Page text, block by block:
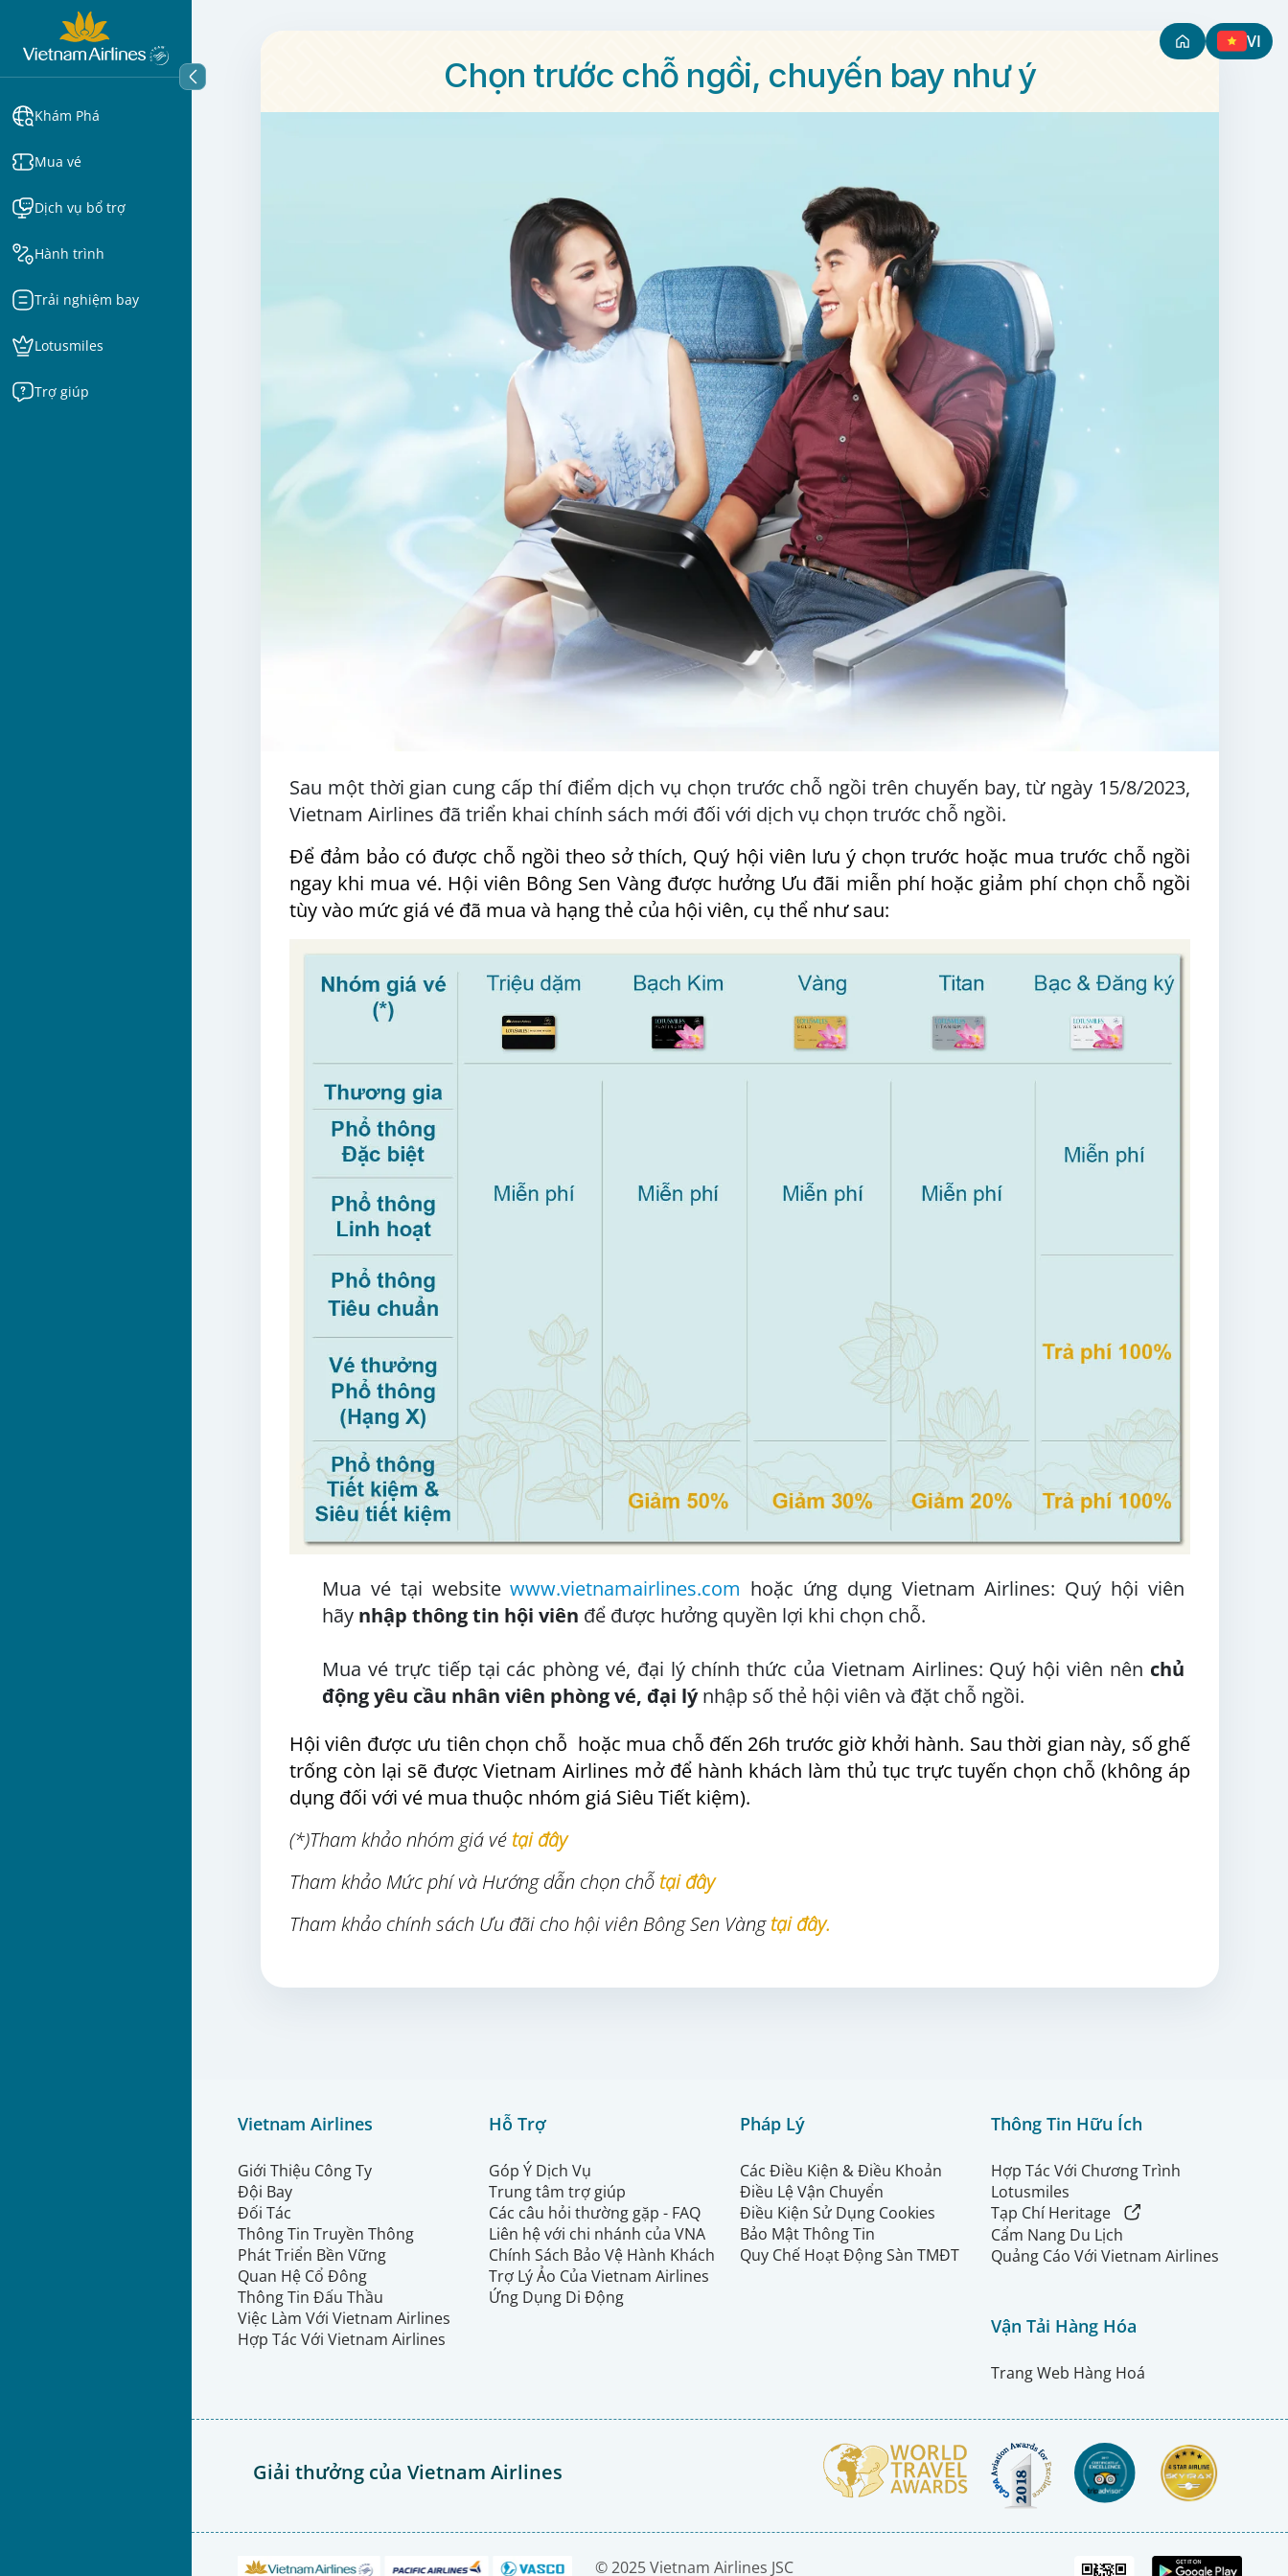
Khám Phá
Mua vé
Dịch vụ bổ trợ
Hành trình
Trải nghiệm bay
Lotusmiles
Trợ giúp
VI
Chọn trước chỗ ngồi, chuyến bay như ý
Sau một thời gian cung cấp thí điểm dịch vụ chọn trước chỗ ngồi trên chuyến bay, từ ngày 15/8/2023,
Vietnam Airlines đã triển khai chính sách mới đối với dịch vụ chọn trước chỗ ngồi.
Để đảm bảo có được chỗ ngồi theo sở thích, Quý hội viên lưu ý chọn trước hoặc mua trước chỗ ngồi
ngay khi mua vé. Hội viên Bông Sen Vàng được hưởng Ưu đãi miễn phí hoặc giảm phí chọn chỗ ngồi
tùy vào mức giá vé đã mua và hạng thẻ của hội viên, cụ thể như sau:
Mua vé tại websitewww.vietnamairlines.com hoặc ứng dụng Vietnam Airlines: Quý hội viên
hãy nhập thông tin hội viên để được hưởng quyền lợi khi chọn chỗ.
Mua vé trực tiếp tại các phòng vé, đại lý chính thức của Vietnam Airlines: Quý hội viên nên chủ
động yêu cầu nhân viên phòng vé, đại lýnhập số thẻ hội viên và đặt chỗ ngồi.
Hội viên được ưu tiên chọn chỗ hoặc mua chỗ đến 26h trước giờ khởi hành. Sau thời gian này, số ghế
trống còn lại sẽ được Vietnam Airlines mở để hành khách làm thủ tục trực tuyến chọn chỗ (không áp
dụng đối với vé mua thuộc nhóm giá Siêu Tiết kiệm).
(*)Tham khảo nhóm giá vé tại đây
Tham khảo Mức phí và Hướng dẫn chọn chỗ tại đây
Tham khảo chính sách Ưu đãi cho hội viên Bông Sen Vàngtại đây.
Vietnam Airlines
Giới Thiệu Công Ty
Đội Bay
Đối Tác
Thông Tin Truyền Thông
Phát Triển Bền Vững
Quan Hệ Cổ Đông
Thông Tin Đấu Thầu
Việc Làm Với Vietnam Airlines
Hợp Tác Với Vietnam Airlines
Hỗ Trợ
Góp Ý Dịch Vụ
Trung tâm trợ giúp
Các câu hỏi thường gặp - FAQ
Liên hệ với chi nhánh của VNA
Chính Sách Bảo Vệ Hành Khách
Trợ Lý Ảo Của Vietnam Airlines
Ứng Dụng Di Động
Pháp Lý
Các Điều Kiện & Điều Khoản
Điều Lệ Vận Chuyển
Điều Kiện Sử Dụng Cookies
Bảo Mật Thông Tin
Quy Chế Hoạt Động Sàn TMĐT
Thông Tin Hữu Ích
Hợp Tác Với Chương Trình
Lotusmiles
Tạp Chí Heritage
Cẩm Nang Du Lịch
Quảng Cáo Với Vietnam Airlines
Vận Tải Hàng Hóa
Trang Web Hàng Hoá
Giải thưởng của Vietnam Airlines
© 2025 Vietnam Airlines JSC